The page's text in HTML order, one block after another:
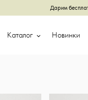
Дарим
Каталог Новинки